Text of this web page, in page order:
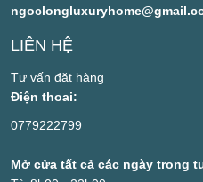
LIÊN HỆ
Tư vấn đặt hàng
Điện thoai:
0779222799
Mở cửa tất cả các ngày trong